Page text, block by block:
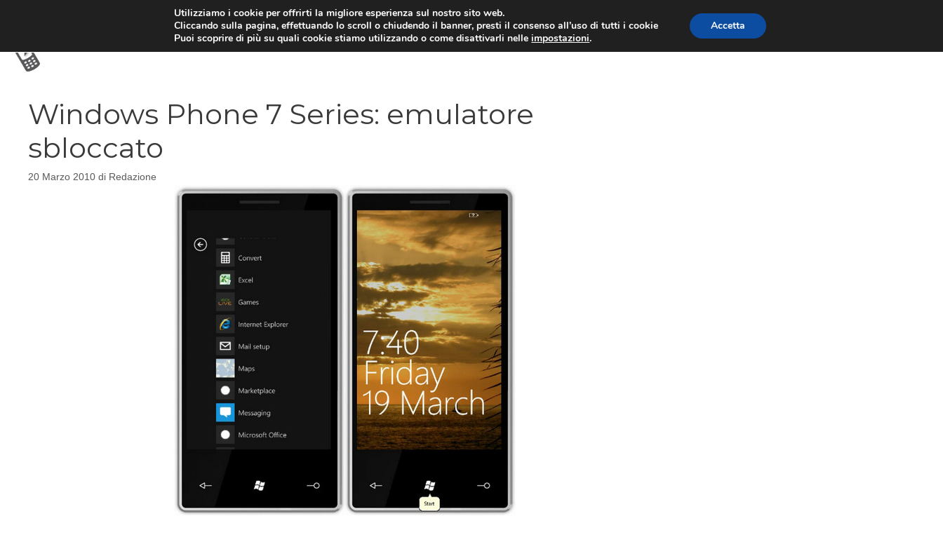
TARIFFE E PROMOZIONI
Windows Phone 7 Series: emulatore
sbloccato
20 Marzo 2010 di Redazione
Utilizziamo i cookie per offrirti la migliore esperienza sul nostro sito web.
Cliccando sulla pagina, effettuando lo scroll o chiudendo il banner, presti il consenso all’uso di tutti i cookie
Puoi scoprire di più su quali cookie stiamo utilizzando o come disattivarli nelleimpostazioni.
Accetta